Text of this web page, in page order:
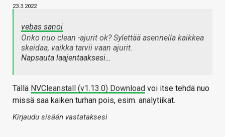
23.3.2022
vebas sanoi
Onko nuo clean -ajurit ok? Sylettää asennella kaikkea
skeidaa, vaikka tarvii vaan ajurit.
Napsauta laajentaaksesi…
Tällä NVCleanstall (v1.13.0) Download voi itse tehdä nuo
missä saa kaiken turhan pois, esim. analytiikat.
Kirjaudu sisään vastataksesi